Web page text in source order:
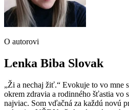
O autorovi
Lenka Biba Slovak
„Ži a nechaj žiť.“ Evokuje to vo mne
okrem zdravia a rodinného šťastia vo
najviac. Som vďačná za každú novú